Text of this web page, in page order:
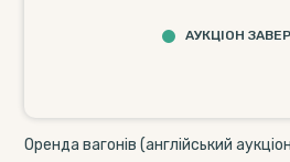
АУКЦІОН
Оренда вагонів (англійський